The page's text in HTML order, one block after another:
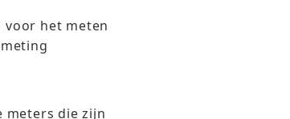
voor het meten
meters die zijn